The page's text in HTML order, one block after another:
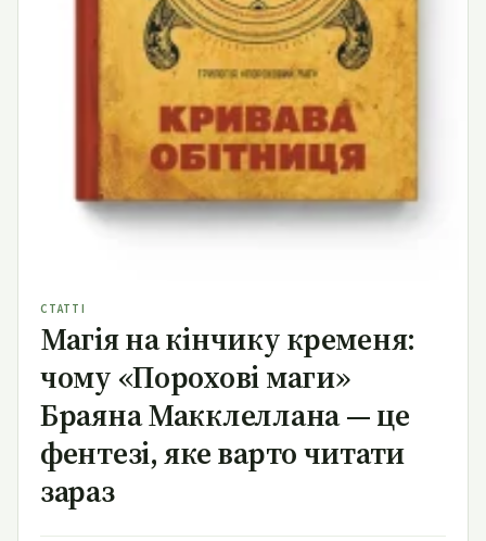
СТАТТІ
Магія на кінчику кременя:
чому «Порохові маги»
Браяна Макклеллана — це
фентезі, яке варто читати
зараз